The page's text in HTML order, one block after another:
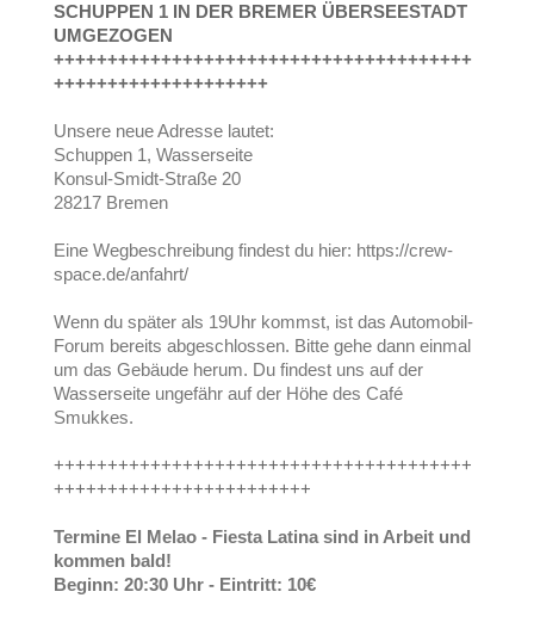
SCHUPPEN 1 IN DER BREMER ÜBERSEESTADT
UMGEZOGEN
+++++++++++++++++++++++++++++++++++++++
++++++++++++++++++++
Unsere neue Adresse lautet:
Schuppen 1, Wasserseite
Konsul-Smidt-Straße 20
28217 Bremen
Eine Wegbeschreibung findest du hier: https://crew-
space.de/anfahrt/
Wenn du später als 19Uhr kommst, ist das Automobil-
Forum bereits abgeschlossen. Bitte gehe dann einmal
um das Gebäude herum. Du findest uns auf der
Wasserseite ungefähr auf der Höhe des Café
Smukkes.
+++++++++++++++++++++++++++++++++++++++
++++++++++++++++++++++++
Termine El Melao - Fiesta Latina sind in Arbeit und
kommen bald!
Beginn: 20:30 Uhr - Eintritt: 10€